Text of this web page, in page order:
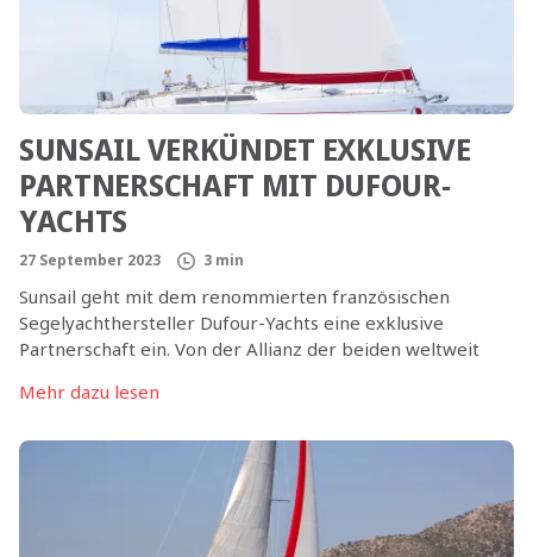
SUNSAIL VERKÜNDET EXKLUSIVE
PARTNERSCHAFT MIT DUFOUR-
YACHTS
27 September 2023 3 min
Sunsail geht mit dem renommierten französischen
Segelyachthersteller Dufour-Yachts eine exklusive
Partnerschaft ein. Von der Allianz der beiden weltweit
Werft profitieren Kunden aus aller Welt, die mit
Segelrevieren der Welt erleben möchten.
Mehr dazu lesen